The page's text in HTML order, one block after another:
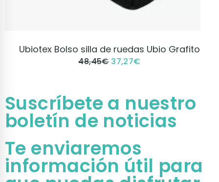
VER PRODUCTO
Ubiotex Bolso silla de ruedas Ubio Grafito
48,45€ 37,27€
Suscríbete a nuestro
boletín de noticias
Te enviaremos
información útil para